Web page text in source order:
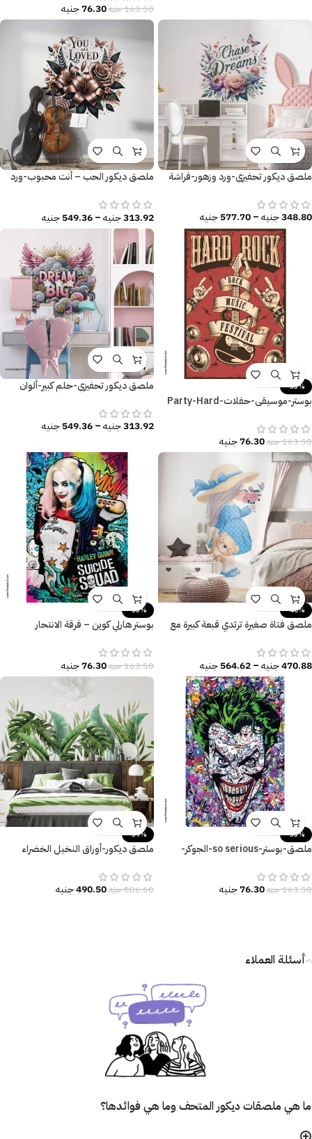
163.50جنيه76.30جنيه
ملصق ديكور تحفيزي-ورد وزهور-فراشة
348.80جنيه–
577.70جنيه
ملصق ديكور الحب – أنت محبوب-ورد
313.92جنيه–
549.36جنيه
-53%
بوستر-موسيقى-حفلات-Party-Hard
163.50جنيه76.30جنيه
ملصق ديكور تحفيزي-حلم كبير-ألوان
313.92جنيه–
549.36جنيه
-40%
ملصق فتاة صغيرة ترتدي قبعة كبيرة مع
470.88جنيه–
564.62جنيه
-53%
بوستر هارلي كوين – فرقة الانتحار
ملون.
163.50جنيه76.30جنيه
-53%
ملصق-بوستر-so serious-الجوكر-
163.50جنيه76.30جنيه
-39%
ملصق ديكور-أوراق النخيل الخضراء
806.60جنيه490.50جنيه
أسئلة العملاء
ما هي ملصقات ديكور المتحف وما هي فوائدها؟